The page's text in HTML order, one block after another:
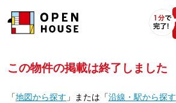
この物件の掲載は終了しました
「地図から探す 」 または 「沿線・駅から探す